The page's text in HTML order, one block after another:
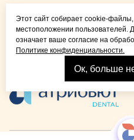
детей и взрослых
Взрослая стоматология
Этот сайт собирает cookie-
местоположении пользователей.
означает ваше согласие на
Политике конфиденциальности.
Ок, больше